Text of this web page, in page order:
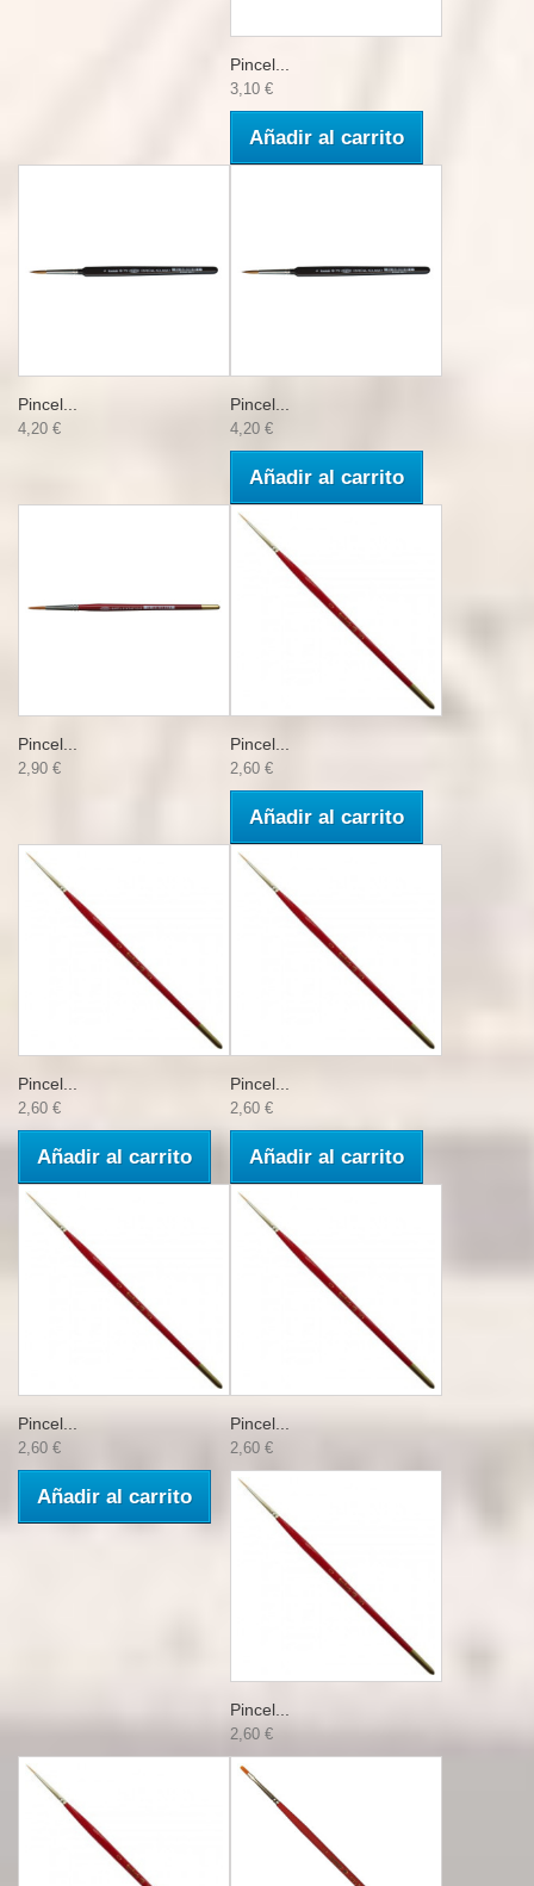
Pincel...
3,10 €
Añadir al carrito
Pincel...
4,20 €
Pincel...
4,20 €
Añadir al carrito
Pincel...
2,90 €
Pincel...
2,60 €
Añadir al carrito
Pincel...
2,60 €
Añadir al carrito
Pincel...
2,60 €
Añadir al carrito
Pincel...
2,60 €
Añadir al carrito
Pincel...
2,60 €
Pincel...
2,60 €